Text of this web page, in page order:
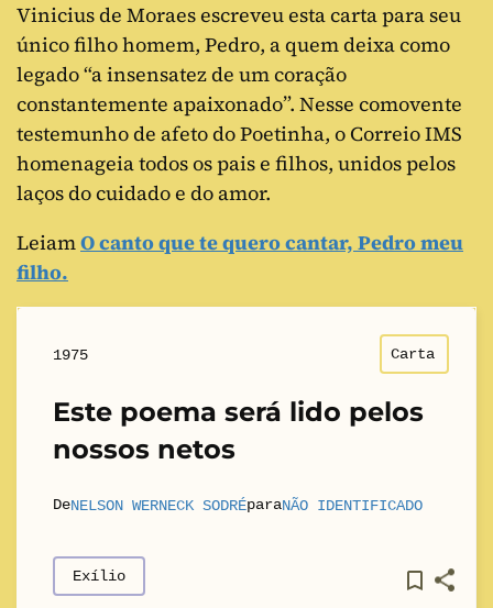
Vinicius de Moraes escreveu esta carta para seu
único filho homem, Pedro, a quem deixa como
legado “a insensatez de um coração
constantemente apaixonado”. Nesse comovente
testemunho de afeto do Poetinha, o Correio IMS
homenageia todos os pais e filhos, unidos pelos
laços do cuidado e do amor.
LeiamO canto que te quero cantar, Pedro meu
filho.
1975 Carta
Este poema será lido pelos
nossos netos
DeNELSON WERNECK SODRÉparaNÃO IDENTIFICADO
Exílio